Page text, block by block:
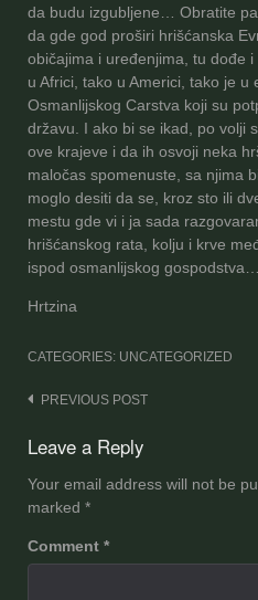
da budu izgubljene… Obratite
da gde god proširi hrišćanska
običajima i uređenjima, tu dođe
u Africi, tako u Americi, tako je u
Osmanlijskog Carstva koji su
državu. I ako bi se ikad, po volji
ove krajeve i da ih osvoji neka
maločas spomenuste, sa njima
moglo desiti da se, kroz sto ili
mestu gde vi i ja sada
hrišćanskog rata, kolju i krve
ispod osmanlijskog gospodstva…
Hrtzina
CATEGORIES: UNCATEGORIZED
Post
navigation
PREVIOUS POST
Leave a Reply
Your email address will not be
marked *
Comment *